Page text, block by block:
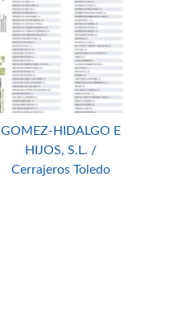
GOMEZ-HIDALGO E
HIJOS, S.L. /
Cerrajeros Toledo